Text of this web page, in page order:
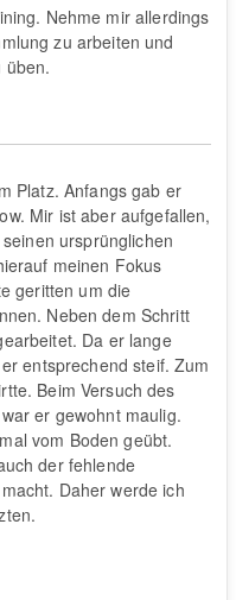
Nehme mir allerdings
zu arbeiten und
üben.
Platz. Anfangs gab er
Mir ist aber aufgefallen,
ursprünglichen
meinen Fokus
geritten um die
Neben dem Schritt
Da er lange
entsprechend steif. Zum
Beim Versuch des
er gewohnt maulig.
vom Boden geübt.
der fehlende
Daher werde ich